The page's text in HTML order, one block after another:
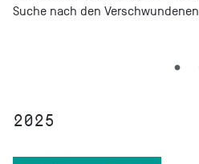
Suche nach den Verschwundenen
2025